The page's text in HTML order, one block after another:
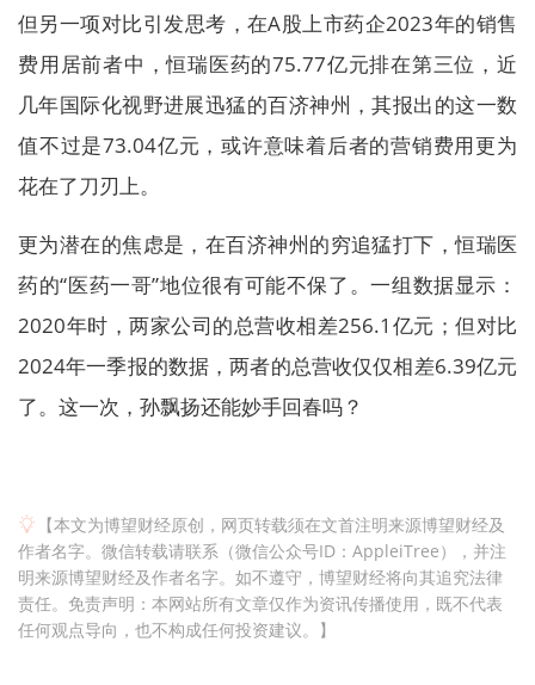
但另一项对比引发思考，在A股上市药企2023年的销售
费用居前者中，恒瑞医药的75.77亿元排在第三位，近
几年国际化视野进展迅猛的百济神州，其报出的这一数
值不过是73.04亿元，或许意味着后者的营销费用更为
花在了刀刃上。
更为潜在的焦虑是，在百济神州的穷追猛打下，恒瑞医
药的“医药一哥”地位很有可能不保了。一组数据显示：
2020年时，两家公司的总营收相差256.1亿元；但对比
2024年一季报的数据，两者的总营收仅仅相差6.39亿元
了。这一次，孙飘扬还能妙手回春吗？
【本文为博望财经原创，网页转载须在文首注明来源博望财经及
作者名字。微信转载请联系（微信公众号ID：AppleiTree），并注
明来源博望财经及作者名字。如不遵守，博望财经将向其追究法律
责任。免责声明：本网站所有文章仅作为资讯传播使用，既不代表
任何观点导向，也不构成任何投资建议。】